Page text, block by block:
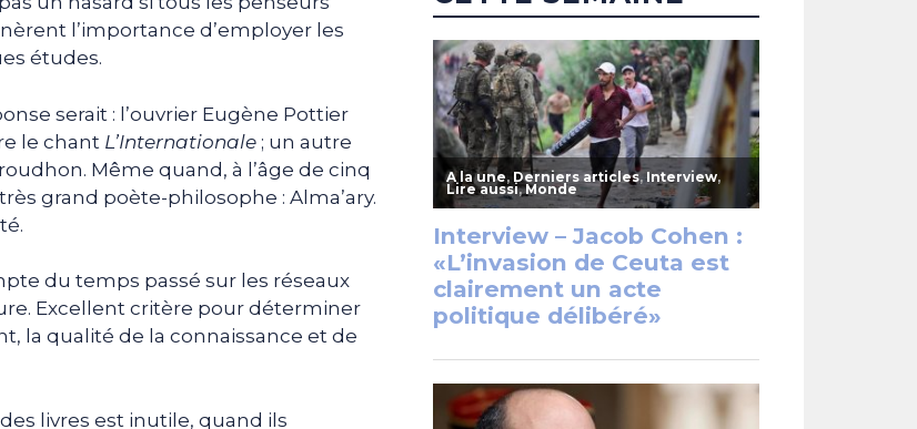
l’importance d’employer les
études.
serait : l’ouvrier Eugène Pottier
le chant L’Internationale ; un autre
Même quand, à l’âge de cinq
grand poète-philosophe : Alma’ary.
du temps passé sur les réseaux
Excellent critère pour déterminer
la qualité de la connaissance et de
livres est inutile, quand ils